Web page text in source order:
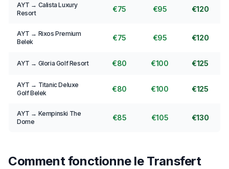
AYT → Calista Luxury
Resort
€75 €95 €120
AYT → Rixos Premium
Belek
€75 €95 €120
AYT → Gloria Golf Resort €80 €100 €125
AYT → Titanic Deluxe
Golf Belek
€80 €100 €125
AYT → Kempinski The
Dome
€85 €105 €130
Comment fonctionne le Transfert